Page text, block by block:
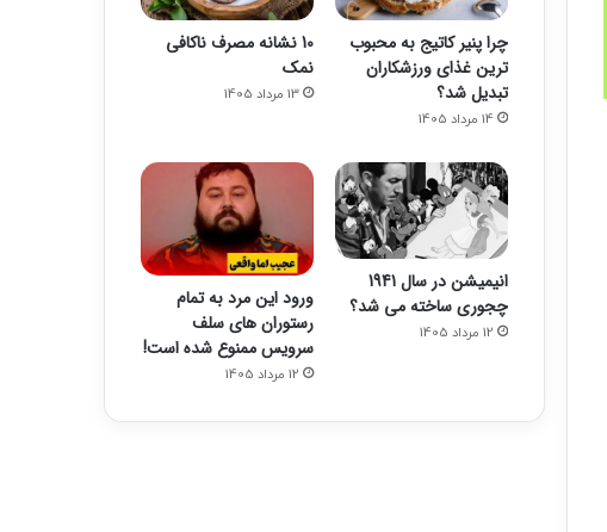
چرا پنیر کاتیج به محبوب
ترین غذای ورزشکاران
تبدیل شد؟
14 مرداد 1405
10 نشانه مصرف ناکافی
نمک
13 مرداد 1405
انیمیشن در سال 1941
چجوری ساخته می شد؟
12 مرداد 1405
ورود این مرد به تمام
رستوران های سلف
سرویس ممنوع شده است!
12 مرداد 1405